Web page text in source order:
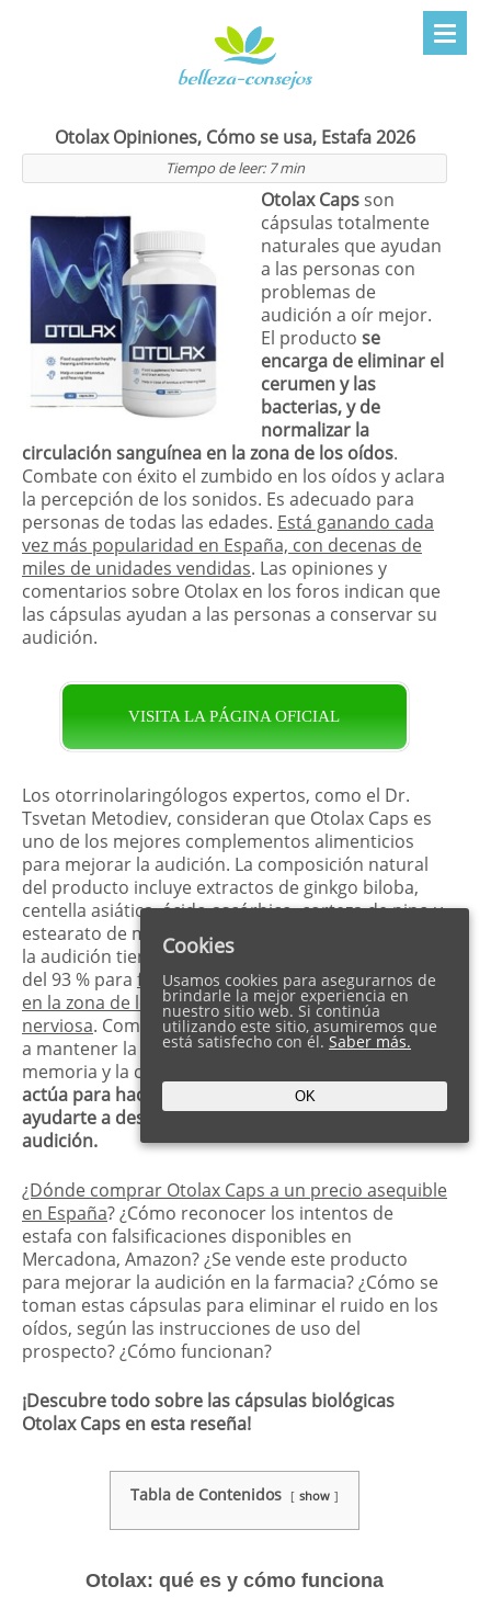
Otolax Opiniones, Cómo se usa, Estafa 2026
Tiempo de leer: 7 min
Otolax Caps son
cápsulas totalmente
naturales que ayudan
a las personas con
problemas de
audición a oír mejor.
El producto se
encarga de eliminar el
cerumen y las
bacterias, y de
normalizar la
circulación sanguínea en la zona de los oídos.
Combate con éxito el zumbido en los oídos y aclara
la percepción de los sonidos. Es adecuado para
personas de todas las edades. Está ganando cada
vez más popularidad en España, con decenas de
miles de unidades vendidas. Las opiniones y
comentarios sobre Otolax en los foros indican que
las cápsulas ayudan a las personas a conservar su
audición.
VISITA LA PÁGINA OFICIAL
Los otorrinolaringólogos expertos, como el Dr.
Tsvetan Metodiev, consideran que Otolax Caps es
uno de los mejores complementos alimenticios
para mejorar la audición. La composición natural
del producto incluye extractos de ginkgo biloba,
centella asiática, ácido ascórbico, corteza de pino y
estearato de magnesio. Las cápsulas para mejorar
la audición tienen una eficacia clínica confirmada
del 93 % para fortalecer las conexiones neuronales
en la zona de los oídos y eliminar la tensión
nerviosa. Combaten con éxito el estrés y le ayudan
a mantener la calma en su día a día, reforzando la
memoria y la capacidad de concentración.
actúa para hacerte sentir mejor contigo mismo y
ayudarte a deshacerte de los problemas de
audición.
¿Dónde comprar Otolax Caps a un precio asequible
en España? ¿Cómo reconocer los intentos de
estafa con falsificaciones disponibles en
Mercadona, Amazon? ¿Se vende este producto
para mejorar la audición en la farmacia? ¿Cómo se
toman estas cápsulas para eliminar el ruido en los
oídos, según las instrucciones de uso del
prospecto? ¿Cómo funcionan?
¡Descubre todo sobre las cápsulas biológicas
Otolax Caps en esta reseña!
Tabla de Contenidos show
Otolax: qué es y cómo funciona
Cookies
Usamos cookies para asegurarnos de
brindarle la mejor experiencia en
nuestro sitio web. Si continúa
utilizando este sitio, asumiremos que
está satisfecho con él. Saber más.
OK